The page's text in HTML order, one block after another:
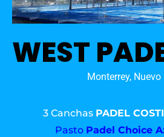
WEST
Monterrey, Nuevo
3 Canchas PADEL
Pasto Padel Choice